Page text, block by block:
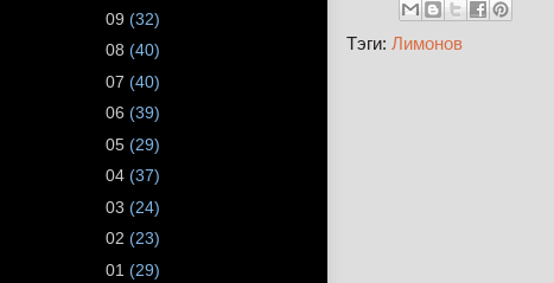
Тэги: Лимонов
09 (32)
08 (40)
07 (40)
06 (39)
05 (29)
04 (37)
03 (24)
02 (23)
01 (29)